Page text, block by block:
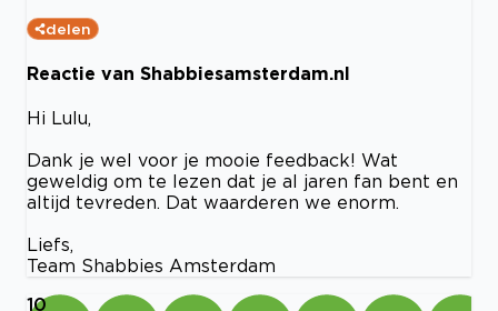
delen
Reactie van Shabbiesamsterdam.nl
Hi Lulu,
Dank je wel voor je mooie feedback! Wat
geweldig om te lezen dat je al jaren fan bent en
altijd tevreden. Dat waarderen we enorm.
Liefs,
Team Shabbies Amsterdam
10